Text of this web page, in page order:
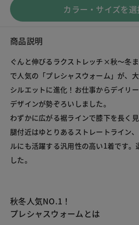
カラー・サイズを選
商品説明
ぐんと伸びるラクストレッチ×秋～冬
で人気の「プレシャスウォーム」が、
シルエットに進化！お仕事からデイリ
デザインが勢ぞろいしました。
わずかに広がる裾ラインで膝下を長く
腿付近はゆとりあるストレートライン
ルにも活躍する汎用性の高い1着です。
秋冬人気NO.1！
プレシャスウォームとは